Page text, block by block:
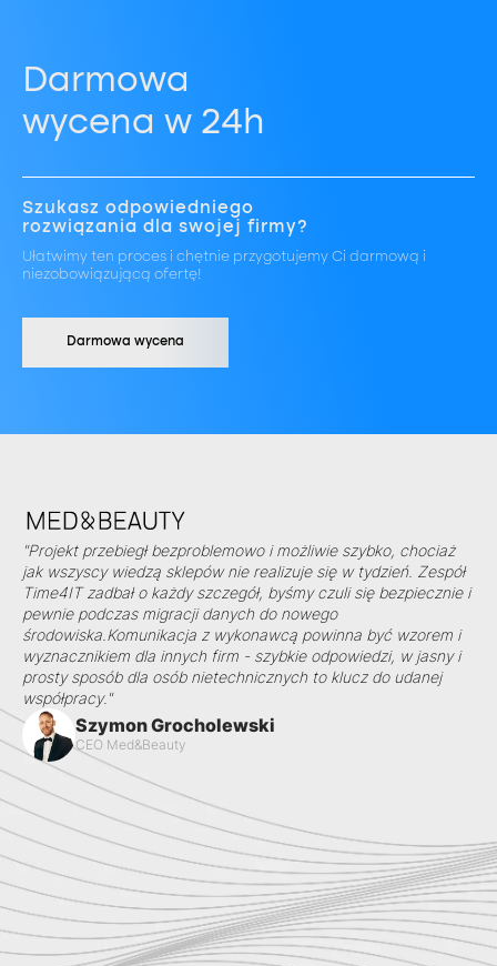
Darmowa
wycena w 24h
Szukasz odpowiedniego
rozwiązania dla swojej firmy?
Ułatwimy ten proces i chętnie przygotujemy Ci darmową i
niezobowiązującą ofertę!
Darmowa wycena
"Projekt przebiegł bezproblemowo i możliwie szybko, chociaż
jak wszyscy wiedzą sklepów nie realizuje się w tydzień. Zespół
Time4IT zadbał o każdy szczegół, byśmy czuli się bezpiecznie i
pewnie podczas migracji danych do nowego
środowiska.Komunikacja z wykonawcą powinna być wzorem i
wyznacznikiem dla innych firm - szybkie odpowiedzi, w jasny i
prosty sposób dla osób nietechnicznych to klucz do udanej
współpracy."
Szymon Grocholewski
CEO Med&Beauty